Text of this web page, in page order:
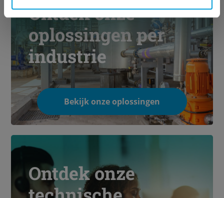
Ontdek onze
oplossingen per
industrie
Bekijk onze oplossingen
Ontdek onze